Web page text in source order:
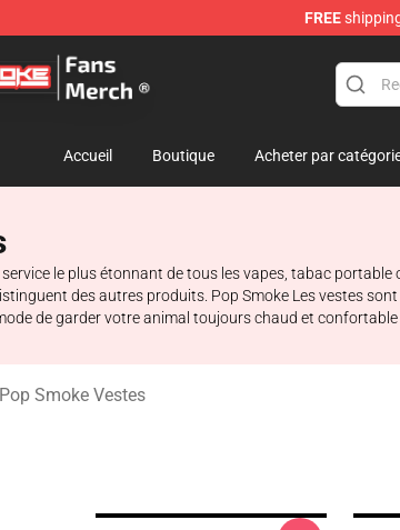
FREE
Merchandise Shop
Accueil Boutique Acheter par
le plus étonnant de tous les vapes, tabac
des autres produits. Pop Smoke Les vestes
de garder votre animal toujours chaud et
Pop Smoke Vestes